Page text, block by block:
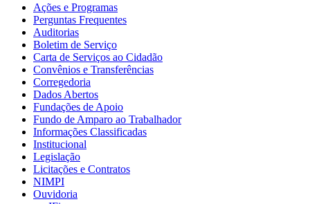
Ações e Programas
Perguntas Frequentes
Auditorias
Boletim de Serviço
Carta de Serviços ao Cidadão
Convênios e Transferências
Corregedoria
Dados Abertos
Fundações de Apoio
Fundo de Amparo ao Trabalhador
Informações Classificadas
Institucional
Legislação
Licitações e Contratos
NIMPI
Ouvidoria